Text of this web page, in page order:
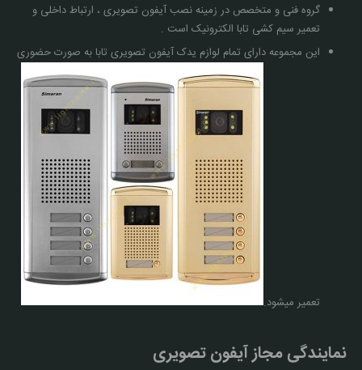
گروه فنی و متخصص در زمینه نصب آیفون تصویری ، ارتباط داخلی و
تعمیر سیم کشی تابا الکترونیک است .
این مجموعه دارای تمام لوازم یدک آیفون تصویری تابا به صورت حضوری
تعمیر میشود.
نمایندگی مجاز آیفون تصویری